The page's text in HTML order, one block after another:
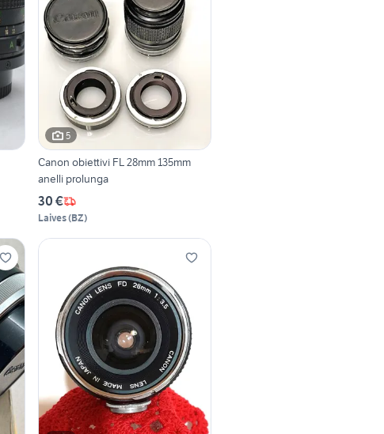
5
Canon obiettivi FL 28mm 135mm
anelli prolunga
30 €
Laives(BZ)